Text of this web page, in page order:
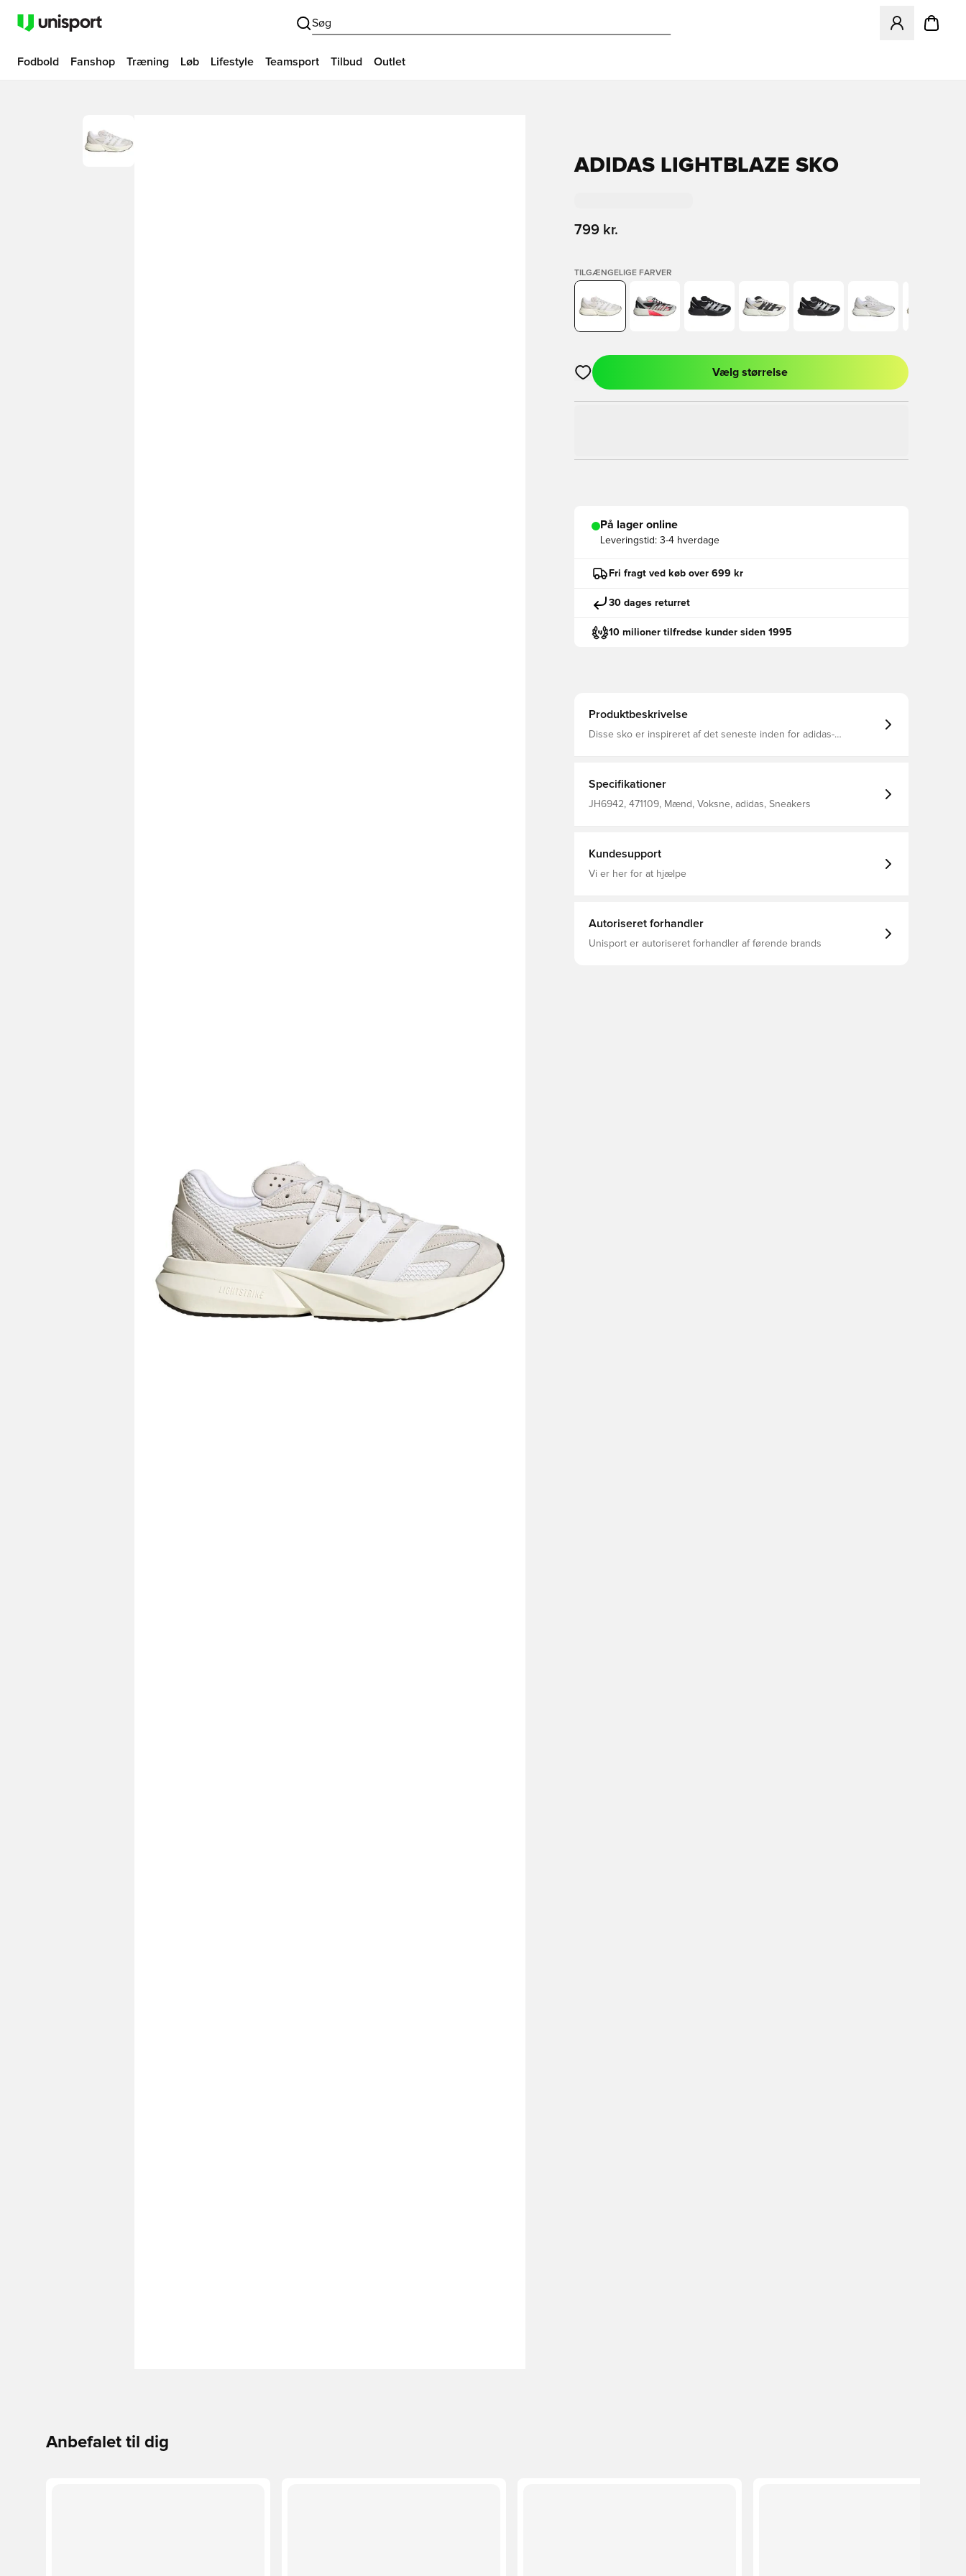
Søg
Åbner en
Fodbold Fanshop Træning Løb Lifestyle Teamsport Tilbud Outlet
ADIDAS LIGHTBLAZE SKO
799 kr.
TILGÆNGELIGE FARVER
Åbner en Modal til at logge ind eller tilmelde dig som medlem
Vælg størrelse
På lager online
Leveringstid: 3-4 hverdage
Fri fragt ved køb over 699 kr
30 dages returret
10 milioner tilfredse kunder siden 1995
Produktbeskrivelse
Disse sko er inspireret af det seneste inden for adidas-
Under det hele giver Lightstrike-mellemsålen dynamisk
støddæmpning til hvert skridt. Almindelig pasform Snørelukning
Overdel i mesh, ruskind og nubucklæder For i tekstil Lightstrike-
Specifikationer
JH6942, 471109, Mænd, Voksne, adidas, Sneakers
Kundesupport
Vi er her for at hjælpe
Autoriseret forhandler
Unisport er autoriseret forhandler af førende brands
Anbefalet til dig